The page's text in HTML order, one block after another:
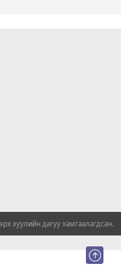
хуулийн дагуу хамгаалагдсан.